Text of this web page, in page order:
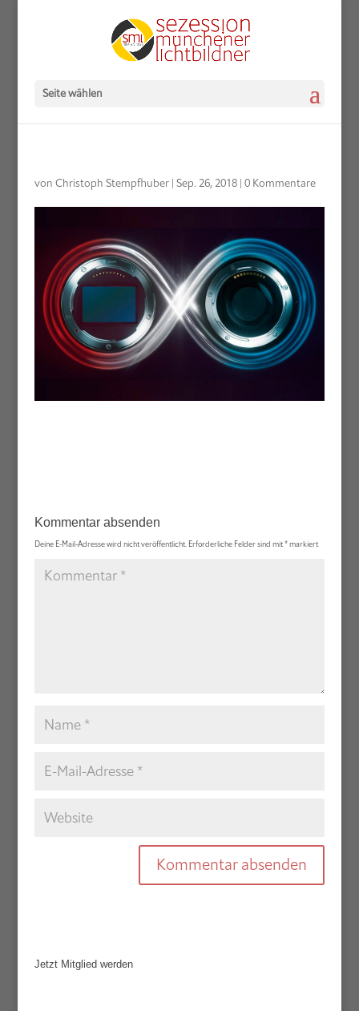
Seite wählen
von Christoph Stempfhuber| Sep. 26, 2018| 0 Kommentare
Kommentar absenden
Deine E-Mail-Adresse wird nicht veröffentlicht. Erforderliche Felder sind mit*markiert
Jetzt Mitglied werden